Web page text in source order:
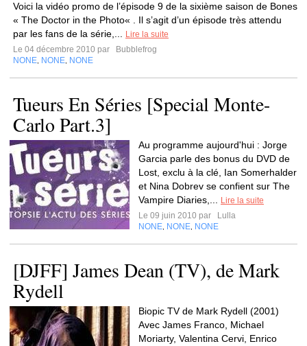
Voici la vidéo promo de l’épisode 9 de la sixième saison de Bones
« The Doctor in the Photo« . Il s’agit d’un épisode très attendu
par les fans de la série,...
Lire la suite
Le 04 décembre 2010 par
Bubblefrog
NONE NONE NONE
Tueurs En Séries [Special Monte-
Carlo Part.3]
Au programme aujourd'hui : Jorge
Garcia parle des bonus du DVD de
Lost, exclu à la clé, Ian Somerhalder
et Nina Dobrev se confient sur The
Vampire Diaries,...
Lire la suite
Le 09 juin 2010 par
Lulla
NONE NONE NONE
[DJFF] James Dean (TV), de Mark
Rydell
Biopic TV de Mark Rydell (2001)
Avec James Franco, Michael
Moriarty, Valentina Cervi, Enrico